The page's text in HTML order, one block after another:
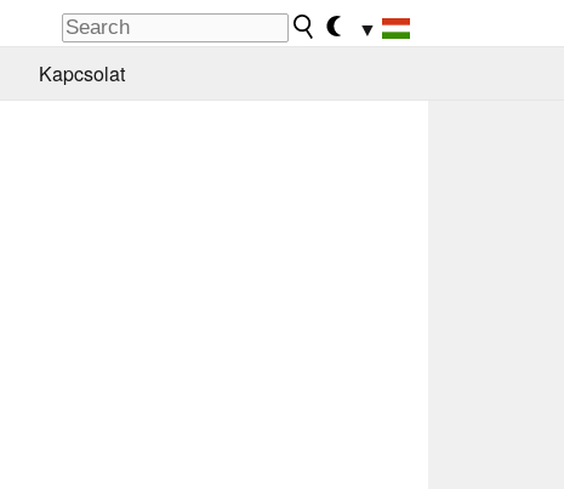
▼
Kapcsolat